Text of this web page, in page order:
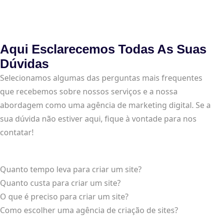
Aqui Esclarecemos Todas As Suas
Dúvidas
Selecionamos algumas das perguntas mais frequentes
que recebemos sobre nossos serviços e a nossa
abordagem como uma agência de marketing digital. Se a
sua dúvida não estiver aqui, fique à vontade para nos
contatar!
Quanto tempo leva para criar um site?
Quanto custa para criar um site?
O que é preciso para criar um site?
Como escolher uma agência de criação de sites?